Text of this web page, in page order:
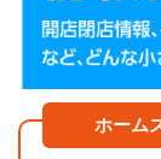
ホーム